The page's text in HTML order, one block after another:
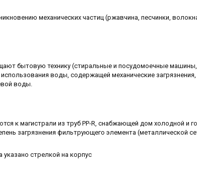
механических частиц (ржавчина, песчинки,
бытовую технику (стиральные и посудомоечные машины,
воды, содержащей механические
воды.
к магистрали из труб PP-R, снабжающей дом холодной и
загрязнения фильтрующего элемента (металлической
стрелкой на корпус